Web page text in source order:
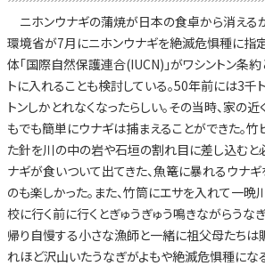
ニホンウナギの蒲焼が日本の食卓から消えるか
環境省が7月にニホンウナギを絶滅危惧種に指
体「国際自然保護連合(IUCN)」がワシントン条約
トに入れることも検討している。50年前には3
トンしかとれなくなったらしい。その当時、家の
もでも簡単にウナギは捕まえることができた。
た針を川の中の岩や石垣の割れ目に差し込むと
ナギが食いついて出てきた、魚篭に暴れるウナ
のも楽しかった。また、竹筒にエサを入れて一晩
校に行く前に行くとぎゅうぎゅう鳴きながらうな
帰り自慢する小さな漁師と一緒に祖父母たちは
れほど沢山いたうなぎがよもや絶滅危惧種にな